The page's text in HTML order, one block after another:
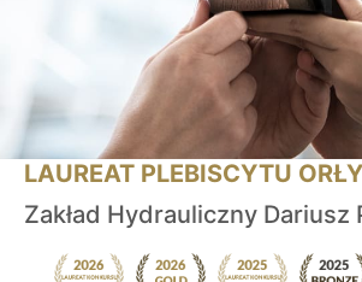
LAUREAT PLEBISCYTU ORŁY
Zakład Hydrauliczny Dariusz